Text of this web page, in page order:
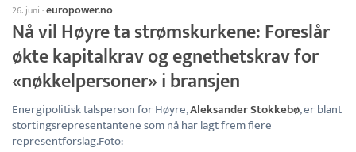
26. juni ·europower.no
Nå vil Høyre ta strømskurkene: Foreslår
økte kapitalkrav og egnethetskrav for
«nøkkelpersoner» i bransjen
Energipolitisk talsperson for Høyre,Aleksander Stokkebø, er blant
stortingsrepresentantene som nå har lagt frem flere
representforslag.Foto: